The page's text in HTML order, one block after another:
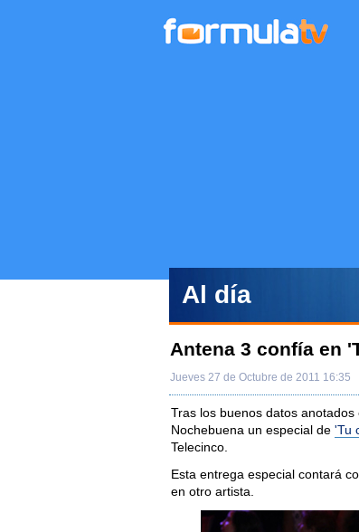
Al día
Antena 3 confía en
Jueves 27 de Octubre de 2011 16:35
Tras los buenos datos
Nochebuena un especial de 'Tu
Telecinco.
Esta entrega especial contará
en otro artista.